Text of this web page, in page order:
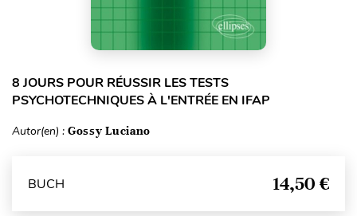
8 JOURS POUR RÉUSSIR LES TESTS
PSYCHOTECHNIQUES À L'ENTRÉE EN IFAP
Autor(en) : Gossy Luciano
BUCH 14,50 €